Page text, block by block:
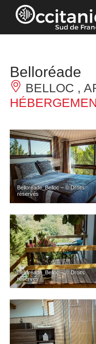
Panneau de gestion des
Belloréade
BELLOC ,
Belloréade_Belloc – © Droits
réservés
Belloréade_Belloc – © Droits
réservés